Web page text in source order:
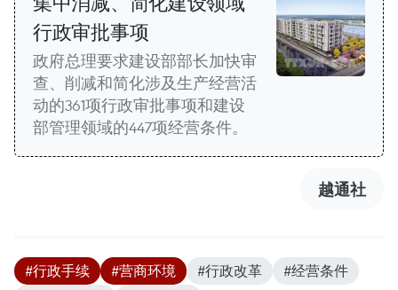
行政审批事项
政府总理要求建设部部长加快审
查、削减和简化涉及生产经营活
动的361项行政审批事项和建设
部管理领域的447项经营条件。
越通社
#行政手续 #营商环境 #行政改革
#经营条件